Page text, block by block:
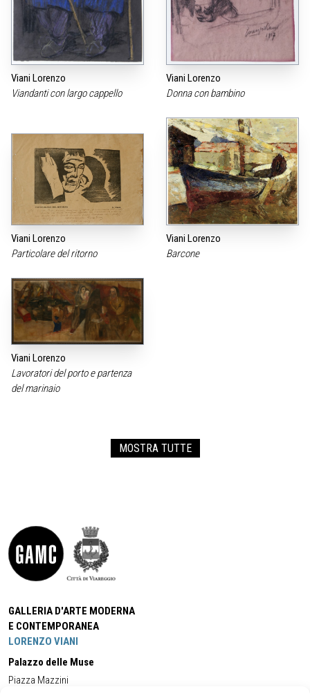
Viani Lorenzo
Viandanti con largo cappello
Viani Lorenzo
Donna con bambino
Viani Lorenzo
Particolare del ritorno
Viani Lorenzo
Barcone
Viani Lorenzo
Lavoratori del porto e partenza
del marinaio
MOSTRA TUTTE
GALLERIA D'ARTE MODERNA
E CONTEMPORANEA
LORENZO VIANI
Palazzo delle Muse
Piazza Mazzini